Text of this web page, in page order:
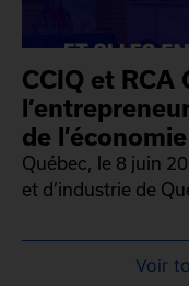
CCIQ et RCA
de l’économie
Québec, le 8 juin
et d’industrie de
Voir